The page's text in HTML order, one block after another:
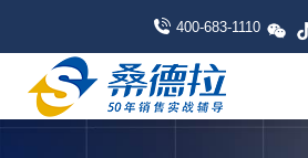
400-683-1110